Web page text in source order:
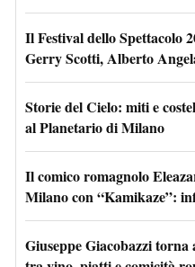
Il Festival dello Spettacolo
Gerry Scotti, Alberto
Storie del Cielo: miti e
al Planetario di Milano
Il comico romagnolo
Milano con “Kamikaze”:
Giuseppe Giacobazzi